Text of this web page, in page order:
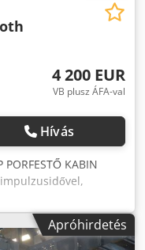
4 200 EUR
VB plusz ÁFA-val
Hívás
PORFESTŐ KABIN
poliészter szűrők -
🧵💧♻️ ROMER JET™
sebességű
Apróhirdetés